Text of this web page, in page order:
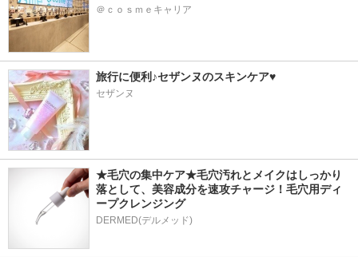
＠ｃｏｓｍｅキャリア
旅行に便利♪セザンヌのスキンケア♥
セザンヌ
★毛穴の集中ケア★毛穴汚れとメイクはしっかり
落として、美容成分を速攻チャージ！毛穴用ディ
ープクレンジング
DERMED(デルメッド)